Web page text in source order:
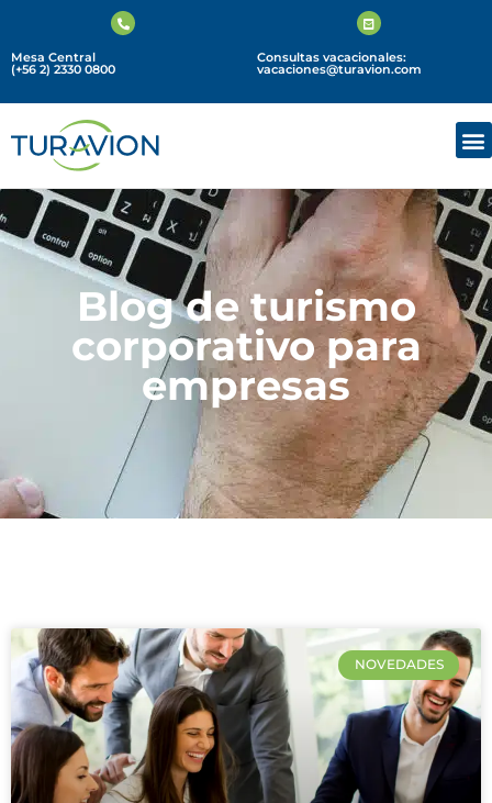
Mesa Central
(+56 2) 2330 0800
Consultas vacacionales:
vacaciones@turavion.com
Blog de turismo
corporativo para
empresas
NOVEDADES